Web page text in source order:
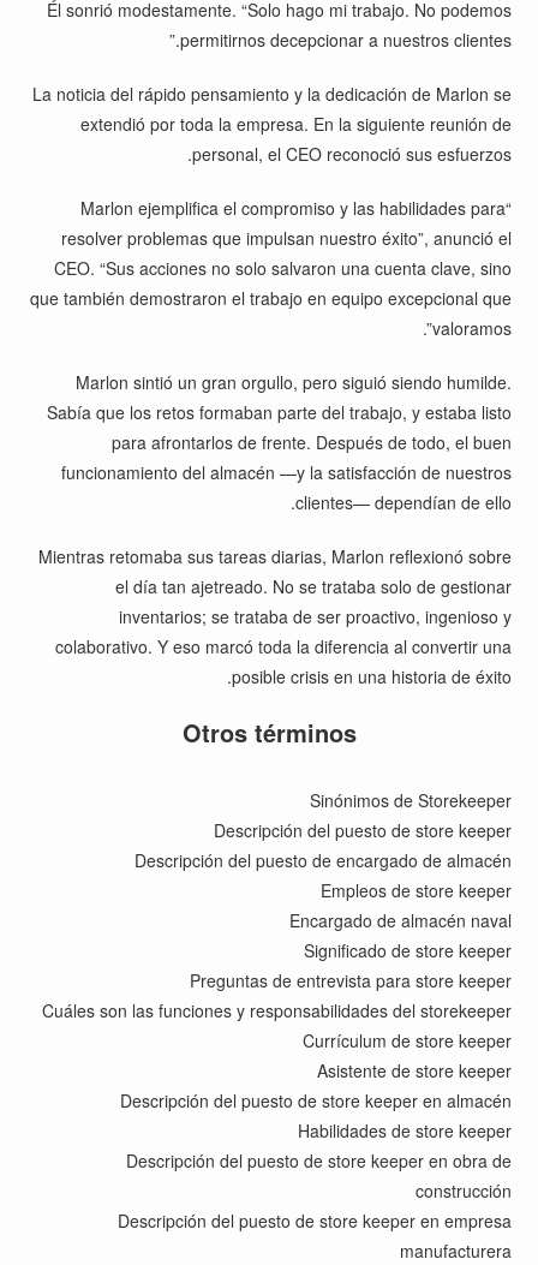
Él sonrió modestamente. “Solo hago mi trabajo. No podemos
permitirnos decepcionar a nuestros clientes.”
La noticia del rápido pensamiento y la dedicación de Marlon se
extendió por toda la empresa. En la siguiente reunión de
personal, el CEO reconoció sus esfuerzos.
“Marlon ejemplifica el compromiso y las habilidades para
resolver problemas que impulsan nuestro éxito”, anunció el
CEO. “Sus acciones no solo salvaron una cuenta clave, sino
que también demostraron el trabajo en equipo excepcional que
valoramos”.
Marlon sintió un gran orgullo, pero siguió siendo humilde.
Sabía que los retos formaban parte del trabajo, y estaba listo
para afrontarlos de frente. Después de todo, el buen
funcionamiento del almacén —y la satisfacción de nuestros
clientes— dependían de ello.
Mientras retomaba sus tareas diarias, Marlon reflexionó sobre
el día tan ajetreado. No se trataba solo de gestionar
inventarios; se trataba de ser proactivo, ingenioso y
colaborativo. Y eso marcó toda la diferencia al convertir una
posible crisis en una historia de éxito.
Otros términos
Sinónimos de Storekeeper
Descripción del puesto de store keeper
Descripción del puesto de encargado de almacén
Empleos de store keeper
Encargado de almacén naval
Significado de store keeper
Preguntas de entrevista para store keeper
Cuáles son las funciones y responsabilidades del storekeeper
Currículum de store keeper
Asistente de store keeper
Descripción del puesto de store keeper en almacén
Habilidades de store keeper
Descripción del puesto de store keeper en obra de
construcción
Descripción del puesto de store keeper en empresa
manufacturera